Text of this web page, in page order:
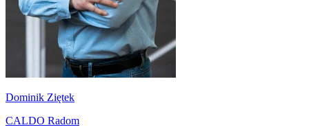
Dominik Ziętek
CALDO Radom